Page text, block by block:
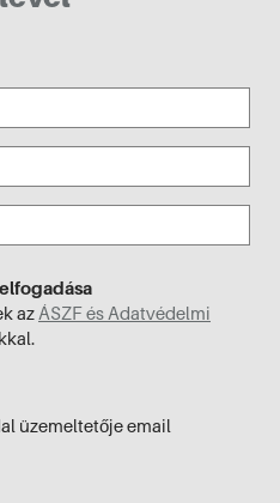
az ÁSZF és Adatvédelmi
üzemeltetője email